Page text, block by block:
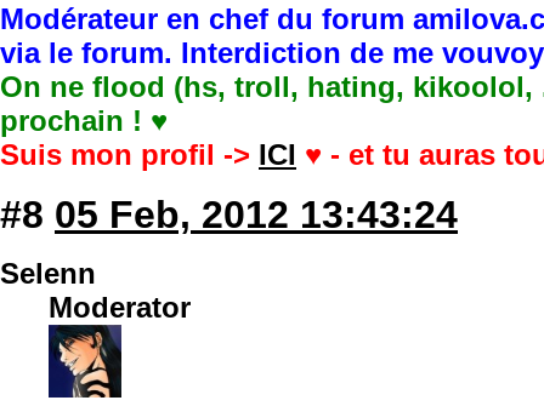
Modérateur en chef du forum
via le forum. Interdiction de me
On ne flood (hs, troll, hating, kikoolol,
prochain ! ♥
Suis mon profil -> ICI ♥ - et tu auras
#8 05 Feb, 2012 13:43:24
Selenn
Moderator